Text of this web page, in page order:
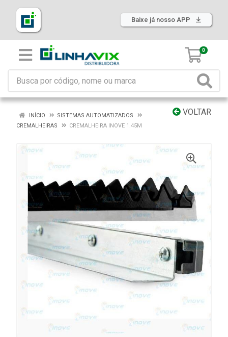
Baixe já nosso APP
0
VOLTAR
INÍCIO
SISTEMAS AUTOMATIZADOS
CREMALHEIRAS
CREMALHEIRA INOVE 1.45M